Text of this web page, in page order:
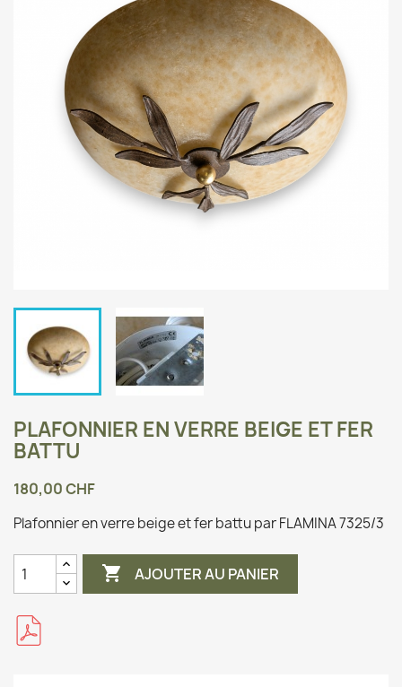
PLAFONNIER EN VERRE BEIGE ET FER
BATTU
180,00 CHF
Plafonnier en verre beige et fer battu par FLAMINA 7325/3
 AJOUTER AU PANIER